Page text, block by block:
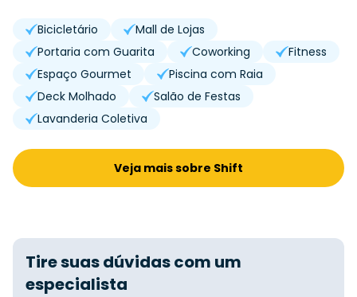
Bicicletário
Mall de Lojas
Portaria com Guarita
Coworking
Fitness
Espaço Gourmet
Piscina com Raia
Deck Molhado
Salão de Festas
Lavanderia Coletiva
Veja mais sobre Shift
Tire suas dúvidas com um
especialista